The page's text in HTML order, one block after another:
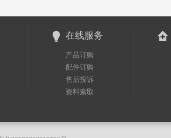
在线服务
产品订购
配件订购
售后投诉
资料索取